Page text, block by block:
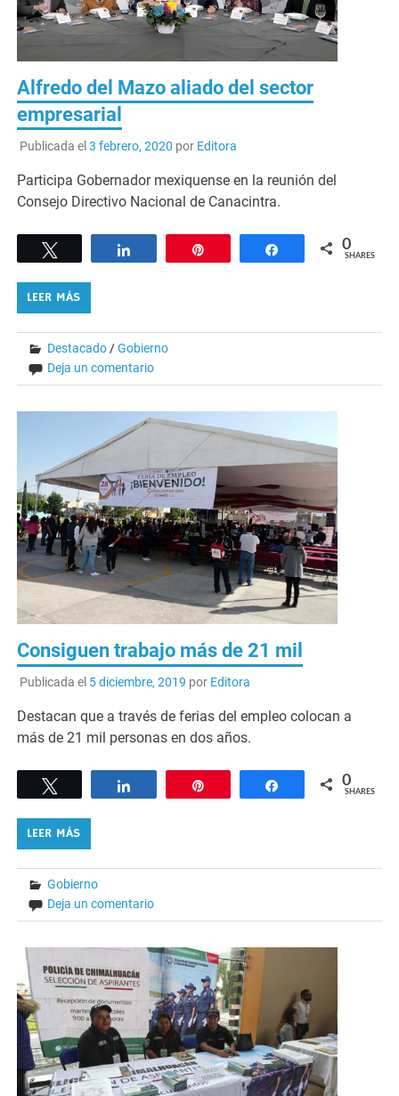
Alfredo del Mazo aliado del sector
empresarial
Publicada el 3 febrero, 2020 por Editora
Participa Gobernador mexiquense en la reunión del
Consejo Directivo Nacional de Canacintra.
Share 0
SHARES
LEER MÁS
Destacado /Gobierno
Deja un comentario
Consiguen trabajo más de 21 mil
Publicada el 5 diciembre, 2019 por Editora
Destacan que a través de ferias del empleo colocan a
más de 21 mil personas en dos años.
Share 0
SHARES
LEER MÁS
Gobierno
Deja un comentario